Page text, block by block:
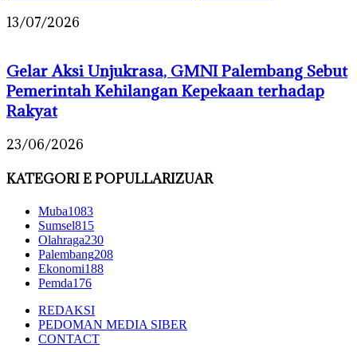
13/07/2026
Gelar Aksi Unjukrasa, GMNI Palembang Sebut
Pemerintah Kehilangan Kepekaan terhadap
Rakyat
23/06/2026
KATEGORI E POPULLARIZUAR
Muba1083
Sumsel815
Olahraga230
Palembang208
Ekonomi188
Pemda176
REDAKSI
PEDOMAN MEDIA SIBER
CONTACT